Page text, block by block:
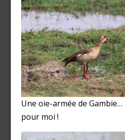
Une oie-armée de
pour moi !